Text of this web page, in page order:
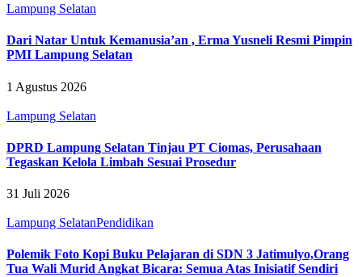
Lampung Selatan
Dari Natar Untuk Kemanusia’an , Erma Yusneli Resmi Pimpin
PMI Lampung Selatan
1 Agustus 2026
Lampung Selatan
DPRD Lampung Selatan Tinjau PT Ciomas, Perusahaan
Tegaskan Kelola Limbah Sesuai Prosedur
31 Juli 2026
Lampung SelatanPendidikan
Polemik Foto Kopi Buku Pelajaran di SDN 3 Jatimulyo,Orang
Tua Wali Murid Angkat Bicara: Semua Atas Inisiatif Sendiri